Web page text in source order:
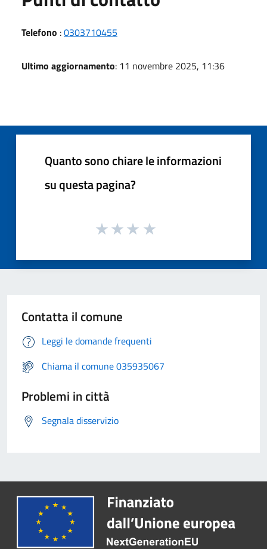
Telefono :0303710455
Ultimo aggiornamento: 11 novembre 2025, 11:36
Quanto sono chiare le informazioni
su questa pagina?
Contatta il comune
Leggi le domande frequenti
Chiama il comune 035935067
Problemi in città
Segnala disservizio